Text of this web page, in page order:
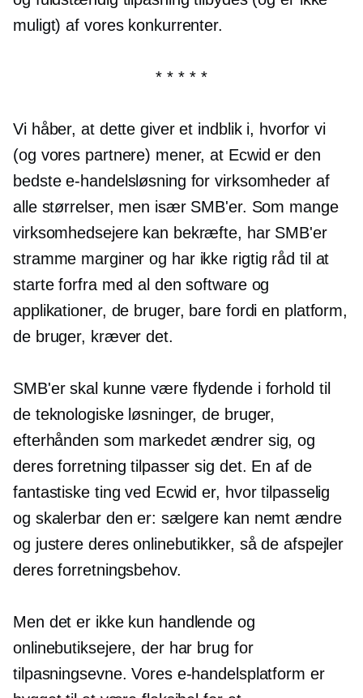
muligt) af vores konkurrenter.
* * * * *
Vi håber, at dette giver et indblik i, hvorfor vi
(og vores partnere) mener, at Ecwid er den
bedste e-handelsløsning for virksomheder af
alle størrelser, men især SMB'er. Som mange
virksomhedsejere kan bekræfte, har SMB'er
stramme marginer og har ikke rigtig råd til at
starte forfra med al den software og
applikationer, de bruger, bare fordi en platform,
de bruger, kræver det.
SMB'er skal kunne være flydende i forhold til
de teknologiske løsninger, de bruger,
efterhånden som markedet ændrer sig, og
deres forretning tilpasser sig det. En af de
fantastiske ting ved Ecwid er, hvor tilpasselig
og skalerbar den er: sælgere kan nemt ændre
og justere deres onlinebutikker, så de afspejler
deres forretningsbehov.
Men det er ikke kun handlende og
onlinebutiksejere, der har brug for
tilpasningsevne. Vores e-handelsplatform er